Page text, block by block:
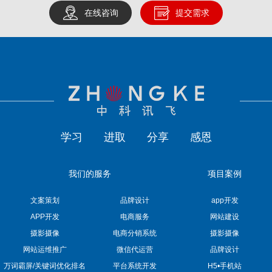
在线咨询 提交需求
学习 进取 分享 感恩
我们的服务
文案策划
品牌设计
APP开发
电商服务
摄影摄像
电商分销系统
网站运维推广
微信代运营
万词霸屏/关键词优化排名
平台系统开发
项目案例
app开发
网站建设
摄影摄像
品牌设计
H5•手机站